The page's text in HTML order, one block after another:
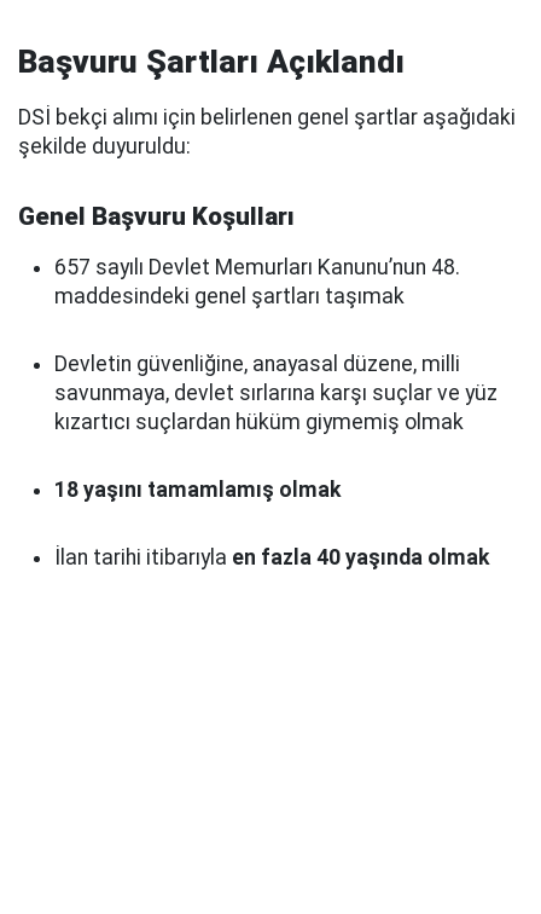
Başvuru Şartları Açıklandı
DSİ bekçi alımı için belirlenen genel şartlar aşağıdaki
şekilde duyuruldu:
Genel Başvuru Koşulları
657 sayılı Devlet Memurları Kanunu’nun 48.
maddesindeki genel şartları taşımak
Devletin güvenliğine, anayasal düzene, milli
savunmaya, devlet sırlarına karşı suçlar ve yüz
kızartıcı suçlardan hüküm giymemiş olmak
18 yaşını tamamlamış olmak
İlan tarihi itibarıyla en fazla 40 yaşında olmak